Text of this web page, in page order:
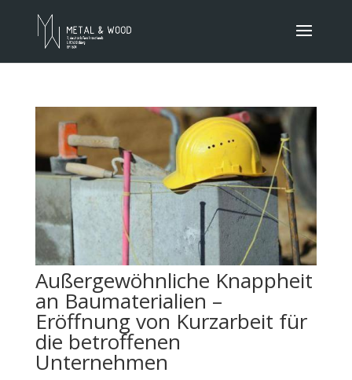
Außergewöhnliche Knappheit
an Baumaterialien –
Eröffnung von Kurzarbeit für
die betroffenen
Unternehmen